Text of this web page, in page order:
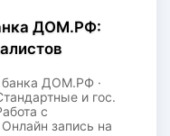
ДОМ.РФ:
ДОМ.РФ ·
и гос.
с
запись на